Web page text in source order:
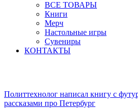
ВСЕ ТОВАРЫ
Книги
Мерч
Настольные игры
Сувениры
КОНТАКТЫ
Политтехнолог написал книгу с
рассказами про Петербург